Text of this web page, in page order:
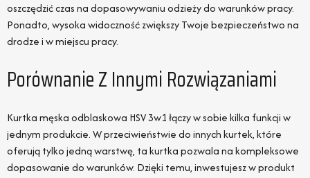
oszczędzić czas na dopasowywaniu odzieży do warunków pracy.
Ponadto, wysoka widoczność zwiększy Twoje bezpieczeństwo na
drodze i w miejscu pracy.
Porównanie Z Innymi Rozwiązaniami
Kurtka męska odblaskowa HSV 3w1 łączy w sobie kilka funkcji w
jednym produkcie. W przeciwieństwie do innych kurtek, które
oferują tylko jedną warstwę, ta kurtka pozwala na kompleksowe
dopasowanie do warunków. Dzięki temu, inwestujesz w produkt